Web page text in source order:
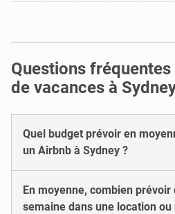
Questions
de vacances à
Quel budget prévoir en
un Airbnb à Sydney ?
En moyenne, combien
semaine dans une location